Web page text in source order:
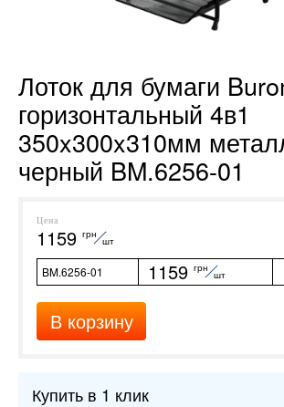
Лоток для бумаги
горизонтальный 4в1
350x300x310мм
черный BM.6256-01
Цена
1159 грн
шт
BM.6256-01 1159 грн
шт
В корзину
Купить в 1 клик